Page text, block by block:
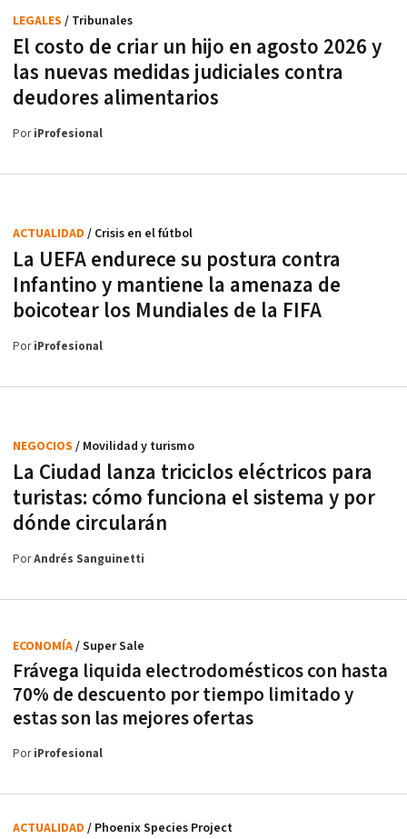
El costo de criar un hijo en agosto 2026 y
las nuevas medidas judiciales contra
deudores alimentarios
LEGALES / Tribunales
PoriProfesional
La UEFA endurece su postura contra
Infantino y mantiene la amenaza de
boicotear los Mundiales de la FIFA
ACTUALIDAD / Crisis en el fútbol
PoriProfesional
La Ciudad lanza triciclos eléctricos para
turistas: cómo funciona el sistema y por
dónde circularán
NEGOCIOS / Movilidad y turismo
PorAndrés Sanguinetti
Frávega liquida electrodomésticos con hasta
70% de descuento por tiempo limitado y
estas son las mejores ofertas
ECONOMÍA/ Super Sale
PoriProfesional
ACTUALIDAD / Phoenix Species Project